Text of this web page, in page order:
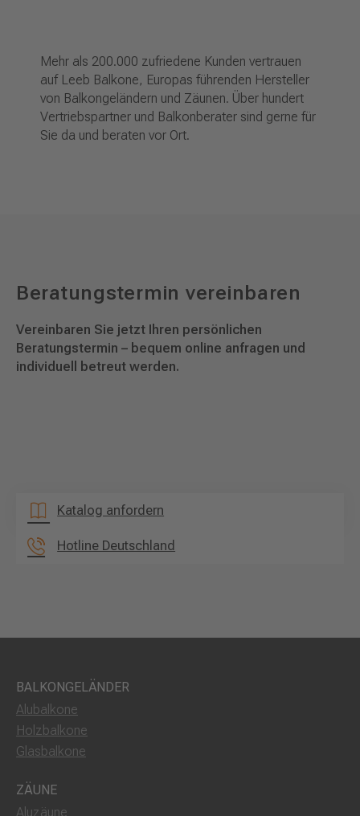
Mehr als 200.000 zufriedene Kunden vertrauen
auf Leeb Balkone, Europas führenden Hersteller
von Balkongeländern und Zäunen. Über hundert
Vertriebspartner und Balkonberater sind gerne für
Sie da und beraten vor Ort.
Beratungstermin vereinbaren
Vereinbaren Sie jetzt Ihren persönlichen
Beratungstermin – bequem online anfragen und
individuell betreut werden.
Katalog anfordern
Hotline Deutschland
BALKONGELÄNDER
Alubalkone
Holzbalkone
Glasbalkone
ZÄUNE
Aluzäune